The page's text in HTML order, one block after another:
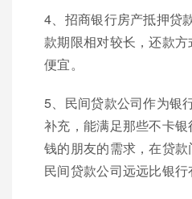
4、招商银行房产抵押贷
款期限相对较长，还款
便宜。
5、民间贷款公司作为银
补充，能满足那些不卡
钱的朋友的需求，在贷款
民间贷款公司远远比银行